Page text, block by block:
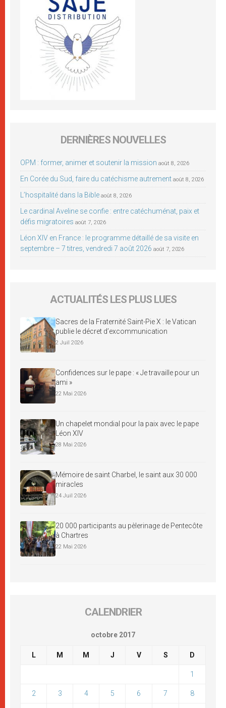
DERNIÈRES NOUVELLES
OPM : former, animer et soutenir la mission août 8, 2026
En Corée du Sud, faire du catéchisme autrement août 8, 2026
L’hospitalité dans la Bible août 8, 2026
Le cardinal Aveline se confie : entre catéchuménat, paix et
défis migratoires août 7, 2026
Léon XIV en France : le programme détaillé de sa visite en
septembre – 7 titres, vendredi 7 août 2026 août 7, 2026
ACTUALITÉS LES PLUS LUES
Sacres de la Fraternité Saint-Pie X : le Vatican
publie le décret d’excommunication
2 Juil 2026
Confidences sur le pape : « Je travaille pour un
ami »
22 Mai 2026
Un chapelet mondial pour la paix avec le pape
Léon XIV
28 Mai 2026
Mémoire de saint Charbel, le saint aux 30 000
miracles
24 Juil 2026
20 000 participants au pèlerinage de Pentecôte
à Chartres
22 Mai 2026
CALENDRIER
octobre 2017
L M M J V S D
1
2 3 4 5 6 7 8